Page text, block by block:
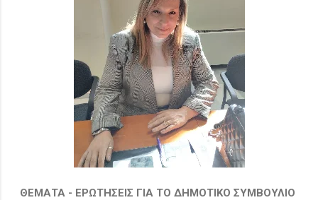
ΘΕΜΑΤΑ - ΕΡΩΤΗΣΕΙΣ ΓΙΑ ΤΟ ΔΗΜΟΤΙΚΟ ΣΥΜΒΟΥΛΙΟ